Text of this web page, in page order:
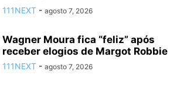
111NEXT - agosto 7, 2026
Wagner Moura fica “feliz” após
receber elogios de Margot Robbie
111NEXT - agosto 7, 2026